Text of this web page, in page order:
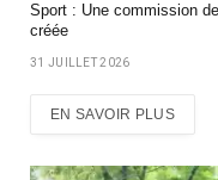
Sport : Une commission
créée
31 JUILLET 2026
EN SAVOIR PLUS